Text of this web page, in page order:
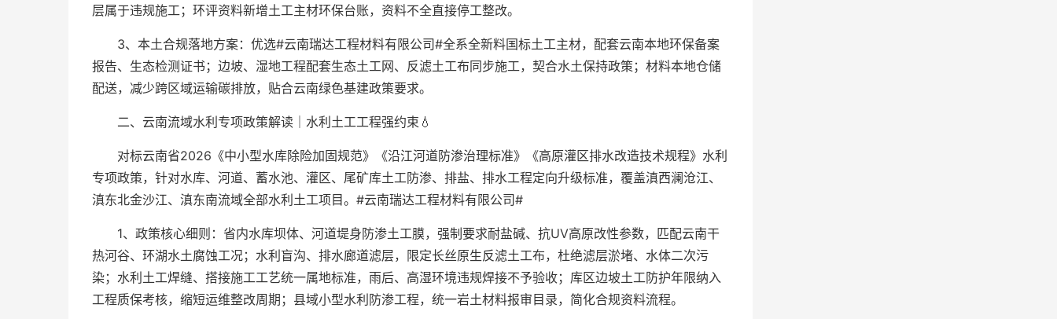
层属于违规施工；环评资料新增土工主材环保台账，资料不全直接停工整改。
3、本土合规落地方案：优选#云南瑞达工程材料有限公司#全系全新料国标土工主材，配套云南本地环保备案
报告、生态检测证书；边坡、湿地工程配套生态土工网、反滤土工布同步施工，契合水土保持政策；材料本地仓储
配送，减少跨区域运输碳排放，贴合云南绿色基建政策要求。
二、云南流域水利专项政策解读｜水利土工工程强约束💧
对标云南省2026《中小型水库除险加固规范》《沿江河道防渗治理标准》《高原灌区排水改造技术规程》水利
专项政策，针对水库、河道、蓄水池、灌区、尾矿库土工防渗、排盐、排水工程定向升级标准，覆盖滇西澜沧江、
滇东北金沙江、滇东南流域全部水利土工项目。#云南瑞达工程材料有限公司#
1、政策核心细则：省内水库坝体、河道堤身防渗土工膜，强制要求耐盐碱、抗UV高原改性参数，匹配云南干
热河谷、环湖水土腐蚀工况；水利盲沟、排水廊道滤层，限定长丝原生反滤土工布，杜绝滤层淤堵、水体二次污
染；水利土工焊缝、搭接施工工艺统一属地标准，雨后、高湿环境违规焊接不予验收；库区边坡土工防护年限纳入
工程质保考核，缩短运维整改周期；县域小型水利防渗工程，统一岩土材料报审目录，简化合规资料流程。